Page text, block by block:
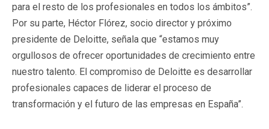
para el resto de los profesionales en todos los ámbitos”.
Por su parte, Héctor Flórez, socio director y próximo
presidente de Deloitte, señala que “estamos muy
orgullosos de ofrecer oportunidades de crecimiento entre
nuestro talento. El compromiso de Deloitte es desarrollar
profesionales capaces de liderar el proceso de
transformación y el futuro de las empresas en España”.